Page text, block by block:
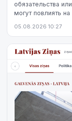
обязательства
могут повлиять
невозможно
регулярное
действия.
05.08.2026 10:27